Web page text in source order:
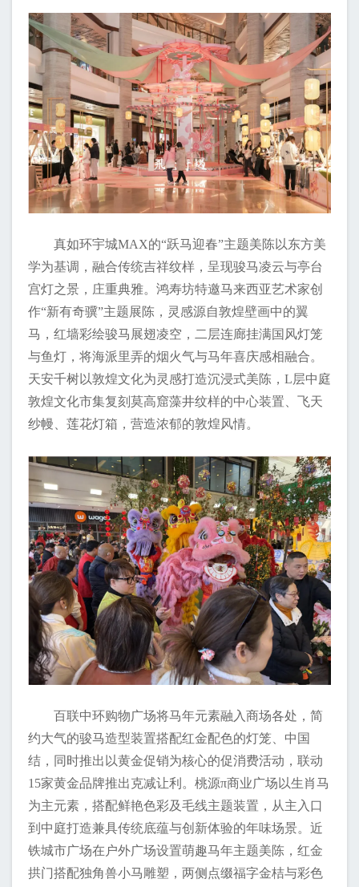
真如环宇城MAX的“跃马迎春”主题美陈以东方美
学为基调，融合传统吉祥纹样，呈现骏马凌云与亭台
宫灯之景，庄重典雅。鸿寿坊特邀马来西亚艺术家创
作“新有奇骥”主题展陈，灵感源自敦煌壁画中的翼
马，红墙彩绘骏马展翅凌空，二层连廊挂满国风灯笼
与鱼灯，将海派里弄的烟火气与马年喜庆感相融合。
天安千树以敦煌文化为灵感打造沉浸式美陈，L层中庭
敦煌文化市集复刻莫高窟藻井纹样的中心装置、飞天
纱幔、莲花灯箱，营造浓郁的敦煌风情。
百联中环购物广场将马年元素融入商场各处，简
约大气的骏马造型装置搭配红金配色的灯笼、中国
结，同时推出以黄金促销为核心的促消费活动，联动
15家黄金品牌推出克减让利。桃源π商业广场以生肖马
为主元素，搭配鲜艳色彩及毛线主题装置，从主入口
到中庭打造兼具传统底蕴与创新体验的年味场景。近
铁城市广场在户外广场设置萌趣马年主题美陈，红金
拱门搭配独角兽小马雕塑，两侧点缀福字金桔与彩色